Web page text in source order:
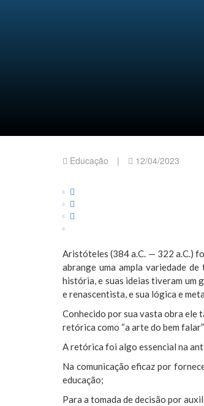
Educação | 12/04/2023
Aristóteles (384 a.C. — 322 a.C.)
abrange uma ampla variedade
história, e suas ideias tiveram um
e renascentista, e sua lógica e
Conhecido por sua vasta obra ele
retórica como “a arte do bem
A retórica foi algo essencial na
Na comunicação eficaz por
educação;
Para a tomada de decisão por